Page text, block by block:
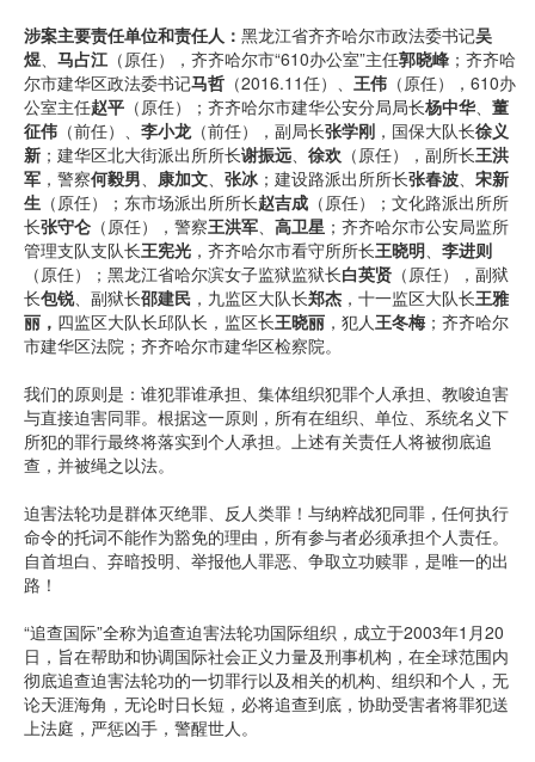
涉案主要责任单位和责任人： 黑龙江省齐齐哈尔市政法委书记吴
煜、 马占江（原任），齐齐哈尔市“610办公室”主任郭晓峰 ；齐齐哈
尔市建华区政法委书记马哲 （2016.11任）、 王伟 （原任），610办
公室主任赵平 （原任）；齐齐哈尔市建华公安分局局长杨中华、 董
征伟 （前任）、 李小龙（前任），副局长张学刚 ，国保大队长徐义
新 ；建华区北大街派出所所长谢振远、 徐欢 （原任），副所长王洪
军 ，警察何毅男、 康加文、 张冰 ；建设路派出所所长张春波、 宋新
生 （原任）；东市场派出所所长赵吉成 （原任）；文化路派出所所
长张守仑 （原任），警察王洪军、 高卫星 ；齐齐哈尔市公安局监所
管理支队支队长王宪光 ，齐齐哈尔市看守所所长王晓明、 李进则
（原任）；黑龙江省哈尔滨女子监狱监狱长白英贤 （原任），副狱
长包锐、副狱长邵建民 ，九监区大队长郑杰 ，十一监区大队长王雅
丽， 四监区大队长邱队长，监区长王晓丽 ，犯人王冬梅；齐齐哈尔
市建华区法院；齐齐哈尔市建华区检察院。
我们的原则是：谁犯罪谁承担、集体组织犯罪个人承担、教唆迫害
与直接迫害同罪。根据这一原则，所有在组织、单位、系统名义下
所犯的罪行最终将落实到个人承担。上述有关责任人将被彻底追
查，并被绳之以法。
迫害法轮功是群体灭绝罪、反人类罪！与纳粹战犯同罪，任何执行
命令的托词不能作为豁免的理由，所有参与者必须承担个人责任。
自首坦白、弃暗投明、举报他人罪恶、争取立功赎罪，是唯一的出
路！
“追查国际”全称为追查迫害法轮功国际组织，成立于2003年1月20
日，旨在帮助和协调国际社会正义力量及刑事机构，在全球范围内
彻底追查迫害法轮功的一切罪行以及相关的机构、组织和个人，无
论天涯海角，无论时日长短，必将追查到底，协助受害者将罪犯送
上法庭，严惩凶手，警醒世人。